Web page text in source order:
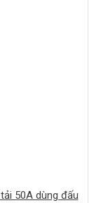
50A dùng đấu